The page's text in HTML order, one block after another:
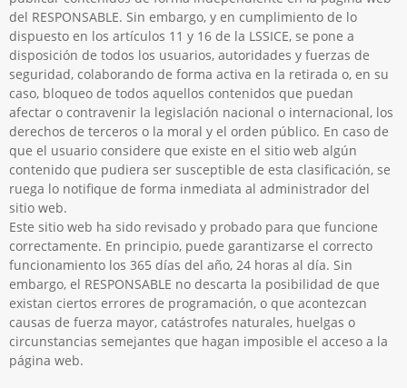
del RESPONSABLE. Sin embargo, y en cumplimiento de lo
dispuesto en los artículos 11 y 16 de la LSSICE, se pone a
disposición de todos los usuarios, autoridades y fuerzas de
seguridad, colaborando de forma activa en la retirada o, en su
caso, bloqueo de todos aquellos contenidos que puedan
afectar o contravenir la legislación nacional o internacional, los
derechos de terceros o la moral y el orden público. En caso de
que el usuario considere que existe en el sitio web algún
contenido que pudiera ser susceptible de esta clasificación, se
ruega lo notifique de forma inmediata al administrador del
sitio web.
Este sitio web ha sido revisado y probado para que funcione
correctamente. En principio, puede garantizarse el correcto
funcionamiento los 365 días del año, 24 horas al día. Sin
embargo, el RESPONSABLE no descarta la posibilidad de que
existan ciertos errores de programación, o que acontezcan
causas de fuerza mayor, catástrofes naturales, huelgas o
circunstancias semejantes que hagan imposible el acceso a la
página web.